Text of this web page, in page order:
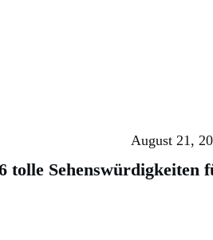
August 21,
tolle